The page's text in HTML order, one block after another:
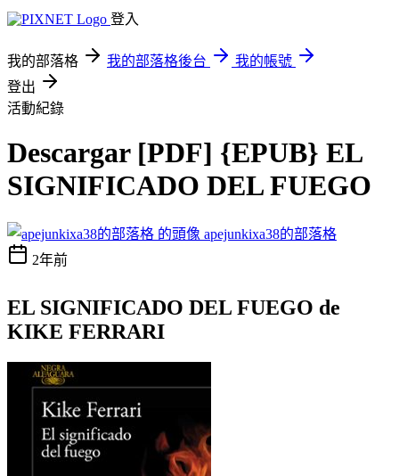
登入
我的部落格 我的部落格後台
我的帳號
登出
活動紀錄
Descargar [PDF] {EPUB} EL
SIGNIFICADO DEL FUEGO
apejunkixa38的部落格
2年前
EL SIGNIFICADO DEL FUEGO de
KIKE FERRARI